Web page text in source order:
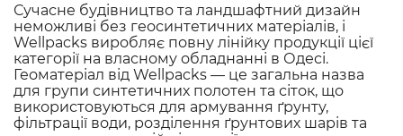
Сучасне будівництво та ландшафтний дизайн
неможливі без геосинтетичних матеріалів, і
Wellpacks виробляє повну лінійку продукції цієї
категорії на власному обладнанні в Одесі.
Геоматеріал від Wellpacks — це загальна назва
для групи синтетичних полотен та сіток, що
використовуються для армування ґрунту,
фільтрації води, розділення ґрунтових шарів та